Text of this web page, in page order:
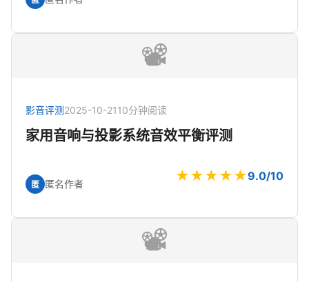
📽️
影音评测2025-10-2110分钟阅读
家用音响与投影系统音效平衡评测
匿 匿名作者 ★★★★★9.0/10
📽️